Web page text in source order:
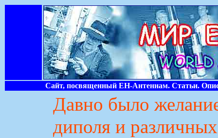
Сайт, посвященный ЕН-Антеннам. Статьи.
Давно было
диполя и